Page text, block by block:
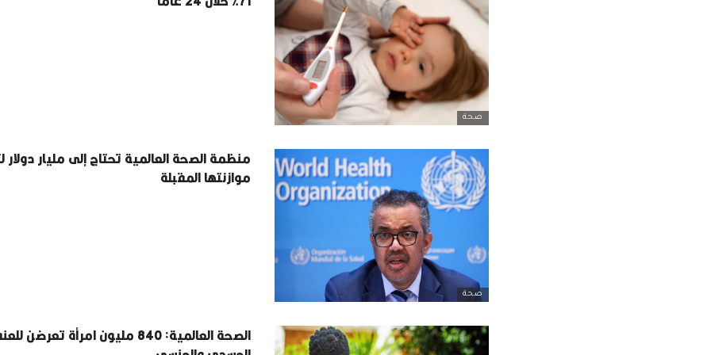
صحة
صحة
منظمة الصحة العالمية تحتاج إلى مليار
موازنتها المقبلة
الصحة العالمية: 840 مليون امرأة تعرضن